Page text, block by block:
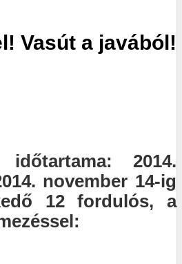
Vasút a javából!
2014.
november 14-ig
12 fordulós, a